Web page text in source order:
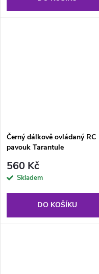
Černý dálkově ovládaný RC
pavouk Tarantule
560 Kč
Skladem
DO KOŠÍKU